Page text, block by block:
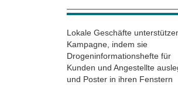
Lokale Geschäfte
Kampagne, indem sie
Drogeninformationshefte für
Kunden und Angestellte
und Poster in ihren Fenstern